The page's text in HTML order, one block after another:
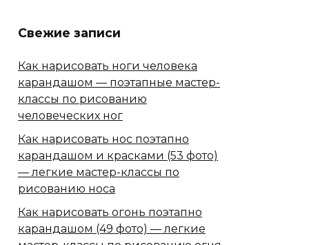
Свежие записи
Как нарисовать ноги человека
карандашом — поэтапные мастер-
классы по рисованию
человеческих ног
Как нарисовать нос поэтапно
карандашом и красками (53 фото)
— легкие мастер-классы по
рисованию носа
Как нарисовать огонь поэтапно
карандашом (49 фото) — легкие